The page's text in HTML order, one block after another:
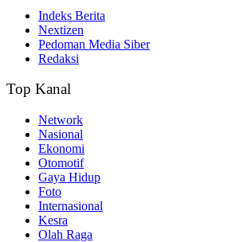
Indeks Berita
Nextizen
Pedoman Media Siber
Redaksi
Top Kanal
Network
Nasional
Ekonomi
Otomotif
Gaya Hidup
Foto
Internasional
Kesra
Olah Raga